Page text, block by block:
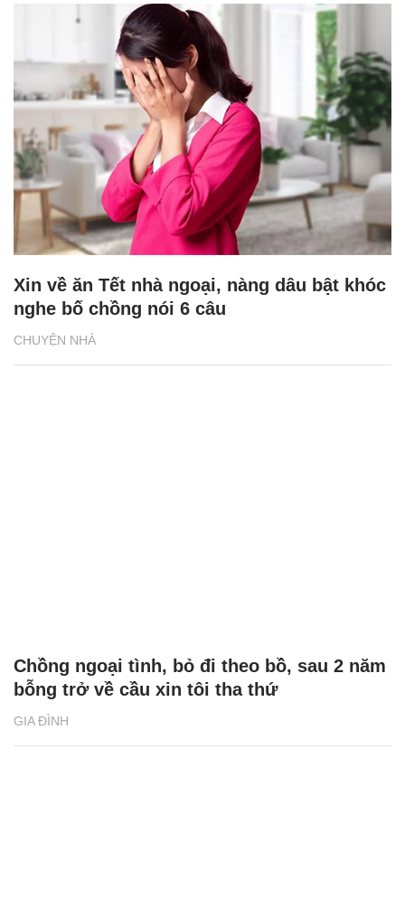
CHUYỆN NHÀ
Xin về ăn Tết nhà ngoại, nàng dâu bật khóc
nghe bố chồng nói 6 câu
GIA ĐÌNH
Chồng ngoại tình, bỏ đi theo bồ, sau 2 năm
bỗng trở về cầu xin tôi tha thứ